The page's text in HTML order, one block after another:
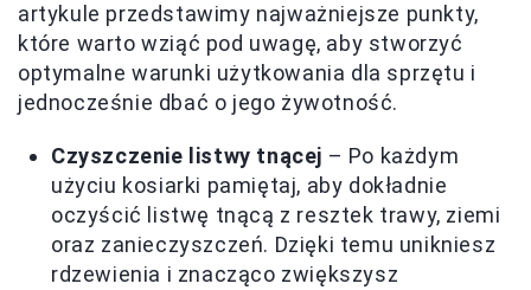
artykule przedstawimy najważniejsze punkty,
które warto wziąć pod uwagę, aby stworzyć
optymalne warunki użytkowania dla sprzętu i
jednocześnie dbać o jego żywotność.
Czyszczenie listwy tnącej – Po każdym
użyciu kosiarki pamiętaj, aby dokładnie
oczyścić listwę tnącą z resztek trawy, ziemi
oraz zanieczyszczeń. Dzięki temu unikniesz
rdzewienia i znacząco zwiększysz